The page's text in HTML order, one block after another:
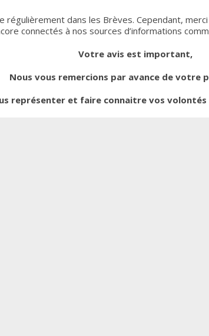
dans les Brèves. Cependant,
connectés à nos sources d’informations
Votre avis est important,
Nous vous remercions par avance de votre
représenter et faire connaitre vos